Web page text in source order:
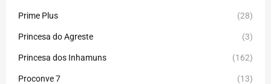
Prime Plus (28)
Princesa do Agreste (3)
Princesa dos Inhamuns (162)
Proconve 7 (13)